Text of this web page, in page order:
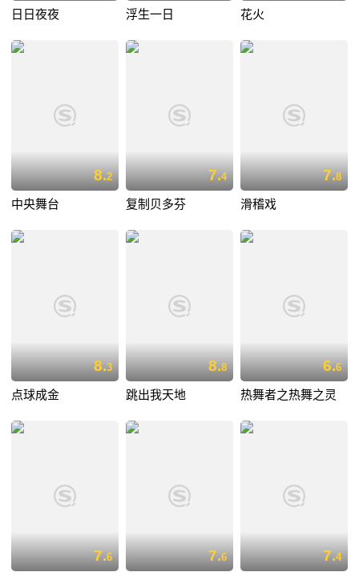
日日夜夜 浮生一日 花火
8.2
中央舞台
7.4
复制贝多芬
7.8
滑稽戏
8.3
点球成金
8.8
跳出我天地
6.6
热舞者之热舞之灵
7.6 7.6 7.4